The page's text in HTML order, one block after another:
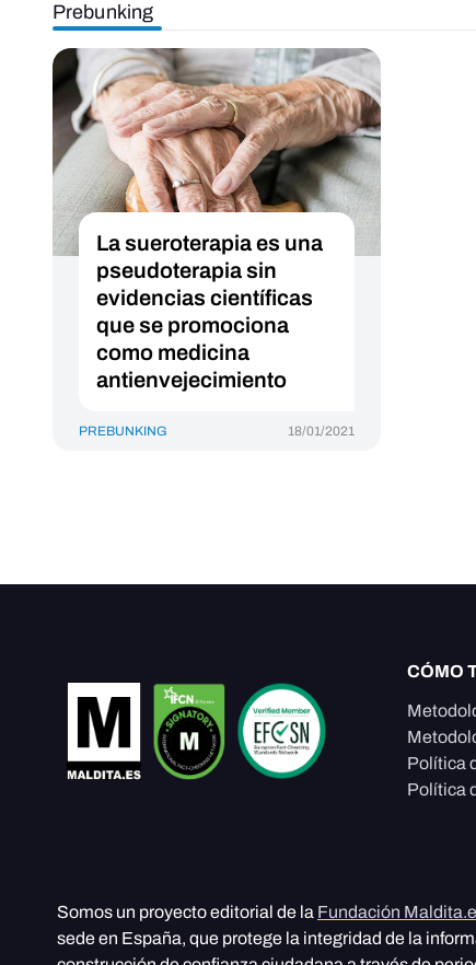
Prebunking
La sueroterapia es una
pseudoterapia sin
evidencias científicas
que se promociona
como medicina
antienvejecimiento
PREBUNKING 18/01/2021
CÓMO
Política
Política
Somos un proyecto editorial de la Fundación
sede en España, que protege la integridad de la